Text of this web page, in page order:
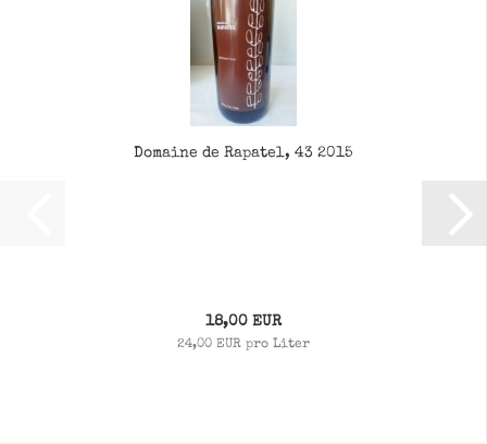
Domaine de Rapatel, 43 2015
18,00 EUR
24,00 EUR pro Liter